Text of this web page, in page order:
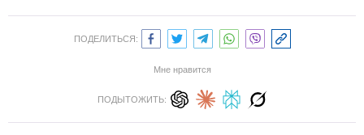
ПОДЕЛИТЬСЯ:
Мне нравится
ПОДЫТОЖИТЬ: